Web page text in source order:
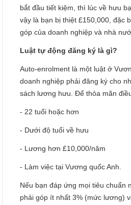
bắt đầu tiết kiệm, thì lúc về hưu
vậy là bạn bị thiệt £150,000, đặc
góp của doanh nghiệp và nhà
Luật tự động đăng ký là gì?
Auto-enrolment là một luật ở
doanh nghiệp phải đăng ký cho
sách lương hưu. Để thỏa mãn
- 22 tuổi hoặc hơn
- Dưới độ tuổi về hưu
- Lương hơn £10,000/năm
- Làm việc tại Vương quốc Anh.
Nếu bạn đáp ứng mọi tiêu chuẩn
phải góp ít nhất 3% (mức lương)